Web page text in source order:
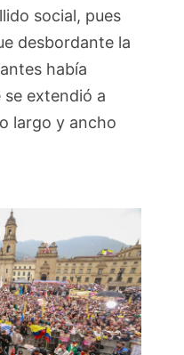
social, pues
desbordante la
había
extendió a
largo y ancho